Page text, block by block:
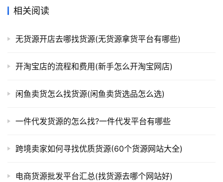
相关阅读
无货源开店去哪找货源(无货源拿货平台有哪些)
开淘宝店的流程和费用(新手怎么开淘宝网店)
闲鱼卖货怎么找货源(闲鱼卖货选品怎么选)
一件代发货源的怎么找?一件代发平台有哪些
跨境卖家如何寻找优质货源(60个货源网站大全)
电商货源批发平台汇总(找货源去哪个网站好)